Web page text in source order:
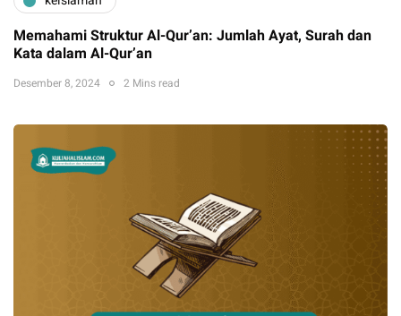
Memahami Struktur Al-Qur’an: Jumlah Ayat, Surah dan
Kata dalam Al-Qur’an
Desember 8, 2024 2 Mins read